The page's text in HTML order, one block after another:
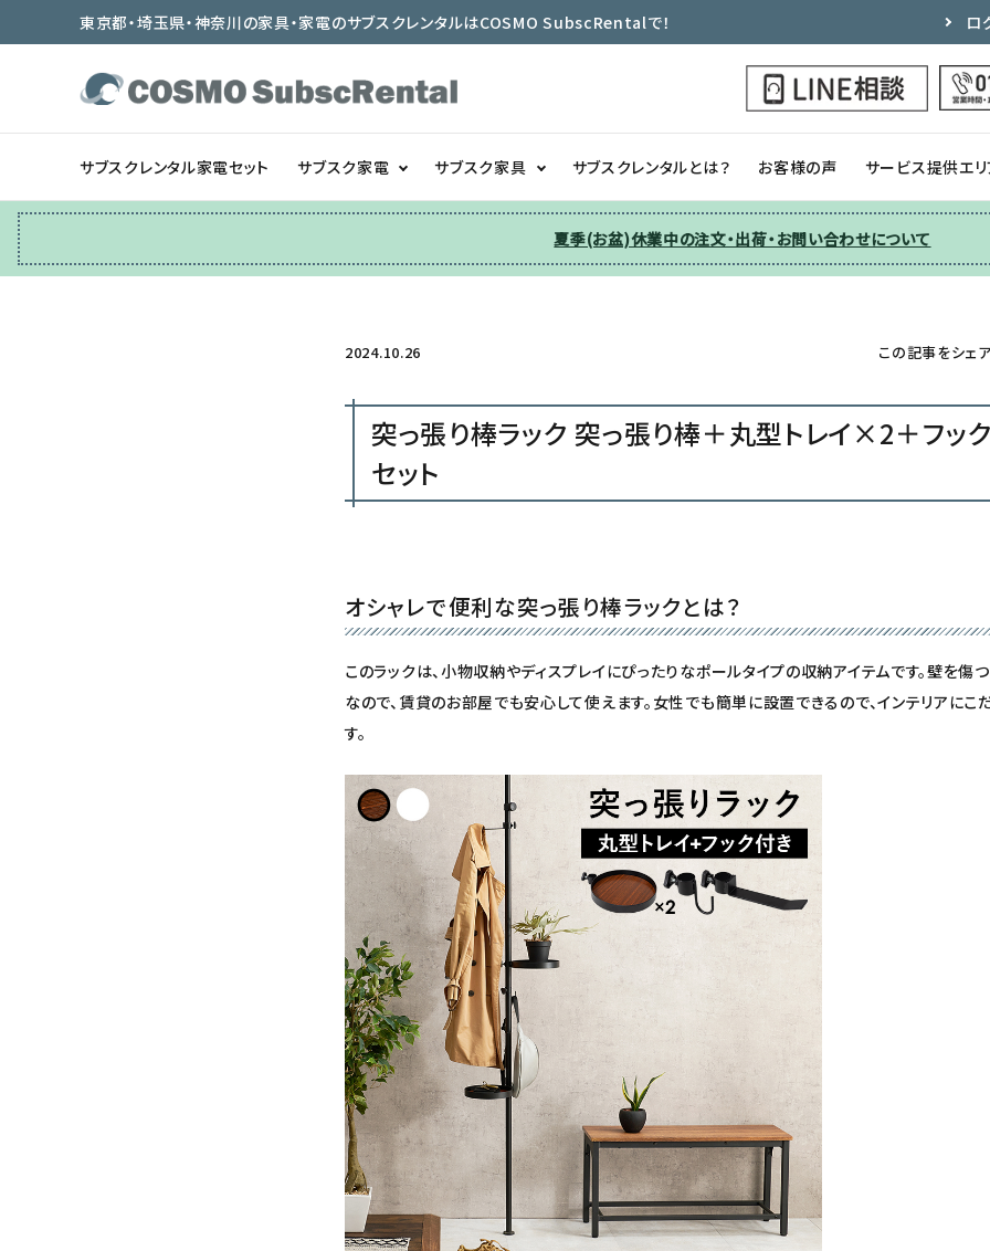
東京都・埼玉県・神奈川の家具・家電のサブスクレンタルはCOSMO SubscRentalで！ ロ
サブスクレンタル家電セット サブスク家電
冷蔵庫 洗濯機 季節家電
サブスク家具
テーブル/デスク チェア ソファー
サブスクレンタルとは？ お客様の声 サービス提供エリ
夏季(お盆)休業中の注文・出荷・お問い合わせについて
2024.10.26 この記事をシェア
突っ張り棒ラック 突っ張り棒＋丸型トレイ×2＋フ
セット
オシャレで便利な突っ張り棒ラックとは？
このラックは、小物収納やディスプレイにぴったりなポールタイプの収納アイテムです。壁を傷つ
なので、賃貸のお部屋でも安心して使えます。女性でも簡単に設置できるので、インテリアに
す。